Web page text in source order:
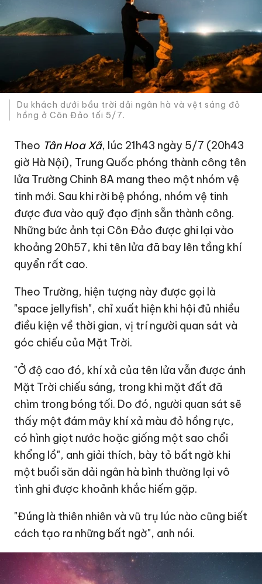
Du khách dưới bầu trời dải ngân hà và vệt sáng đỏ
hồng ở Côn Đảo tối 5/7.
Theo Tân Hoa Xã, lúc 21h43 ngày 5/7 (20h43
giờ Hà Nội), Trung Quốc phóng thành công tên
lửa Trường Chinh 8A mang theo một nhóm vệ
tinh mới. Sau khi rời bệ phóng, nhóm vệ tinh
được đưa vào quỹ đạo định sẵn thành công.
Những bức ảnh tại Côn Đảo được ghi lại vào
khoảng 20h57, khi tên lửa đã bay lên tầng khí
quyển rất cao.
Theo Trường, hiện tượng này được gọi là
"space jellyfish", chỉ xuất hiện khi hội đủ nhiều
điều kiện về thời gian, vị trí người quan sát và
góc chiếu của Mặt Trời.
"Ở độ cao đó, khí xả của tên lửa vẫn được ánh
Mặt Trời chiếu sáng, trong khi mặt đất đã
chìm trong bóng tối. Do đó, người quan sát sẽ
thấy một đám mây khí xả màu đỏ hồng rực,
có hình giọt nước hoặc giống một sao chổi
khổng lồ", anh giải thích, bày tỏ bất ngờ khi
một buổi săn dải ngân hà bình thường lại vô
tình ghi được khoảnh khắc hiếm gặp.
"Đúng là thiên nhiên và vũ trụ lúc nào cũng biết
cách tạo ra những bất ngờ", anh nói.